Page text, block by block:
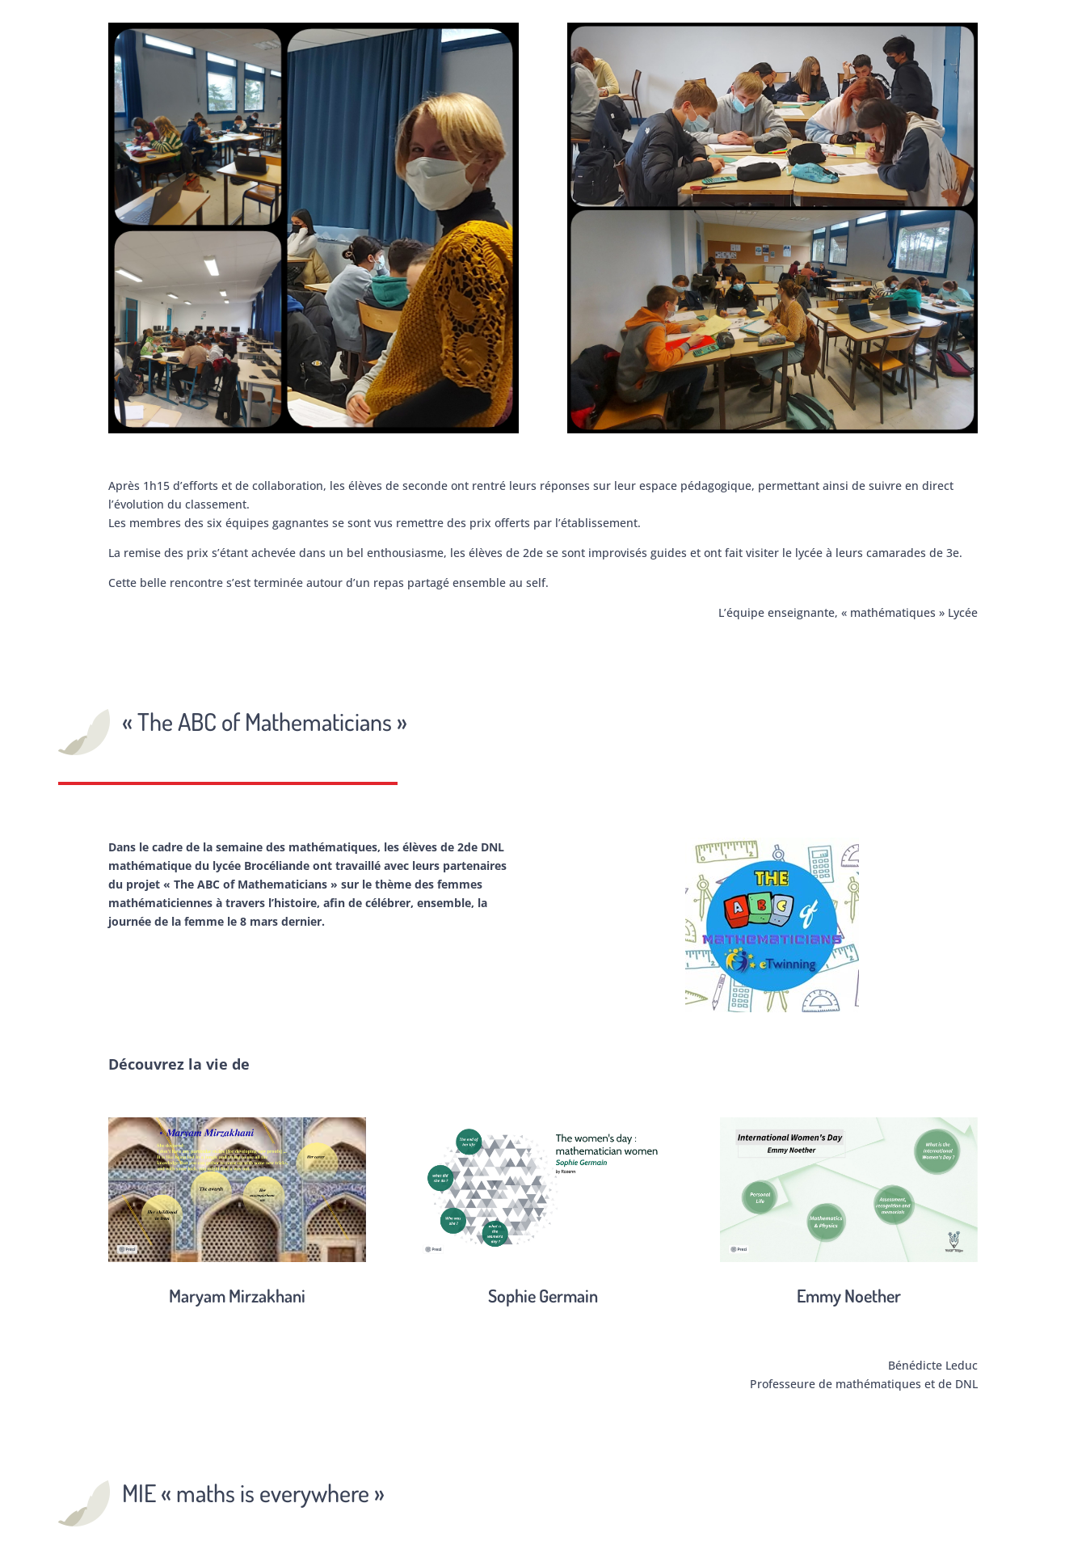
Après 1h15 d’efforts et de collaboration, les élèves de seconde ont rentré leurs réponses sur leur espace pédagogique, permettant ainsi de suivre en direct
l’évolution du classement.
Les membres des six équipes gagnantes se sont vus remettre des prix offerts par l’établissement.
La remise des prix s’étant achevée dans un bel enthousiasme, les élèves de 2de se sont improvisés guides et ont fait visiter le lycée à leurs camarades de 3e.
Cette belle rencontre s’est terminée autour d’un repas partagé ensemble au self.
L’équipe enseignante, « mathématiques » Lycée
« The ABC of Mathematicians »
Dans le cadre de la semaine des mathématiques, les élèves de 2de DNL
mathématique du lycée Brocéliande ont travaillé avec leurs partenaires
du projet « The ABC of Mathematicians » sur le thème des femmes
mathématiciennes à travers l’histoire, afin de célébrer, ensemble, la
journée de la femme le8 mars dernier.
Découvrez la vie de
Maryam Mirzakhani Sophie Germain Emmy Noether
Bénédicte Leduc
Professeure de mathématiques et de DNL
MIE « maths is everywhere »